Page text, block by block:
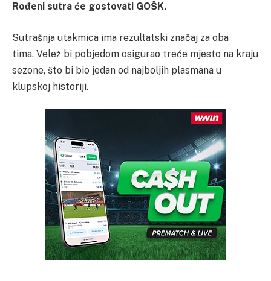
Rođeni sutra će gostovati GOŠK.
Sutrašnja utakmica ima rezultatski značaj za oba
tima. Velež bi pobjedom osigurao treće mjesto na kraju
sezone, što bi bio jedan od najboljih plasmana u
klupskoj historiji.